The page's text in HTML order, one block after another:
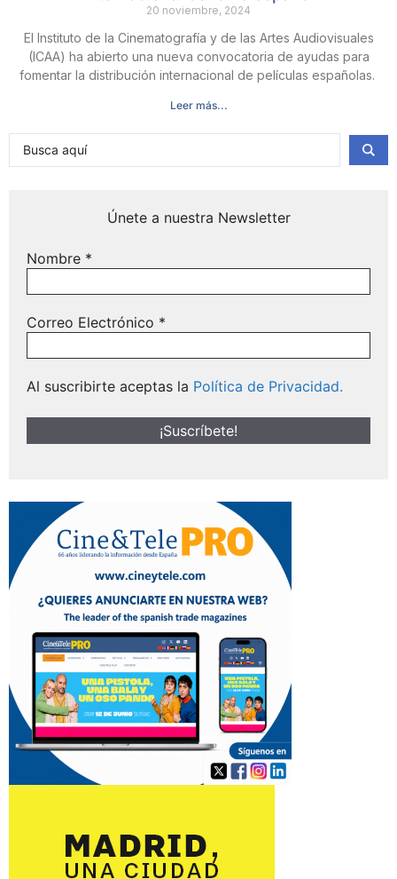
20 noviembre, 2024
El Instituto de la Cinematografía y de las Artes Audiovisuales
(ICAA) ha abierto una nueva convocatoria de ayudas para
fomentar la distribución internacional de películas españolas.
Leer más...
Únete a nuestra Newsletter
Nombre *
Correo Electrónico *
Al suscribirte aceptas la Política de Privacidad.